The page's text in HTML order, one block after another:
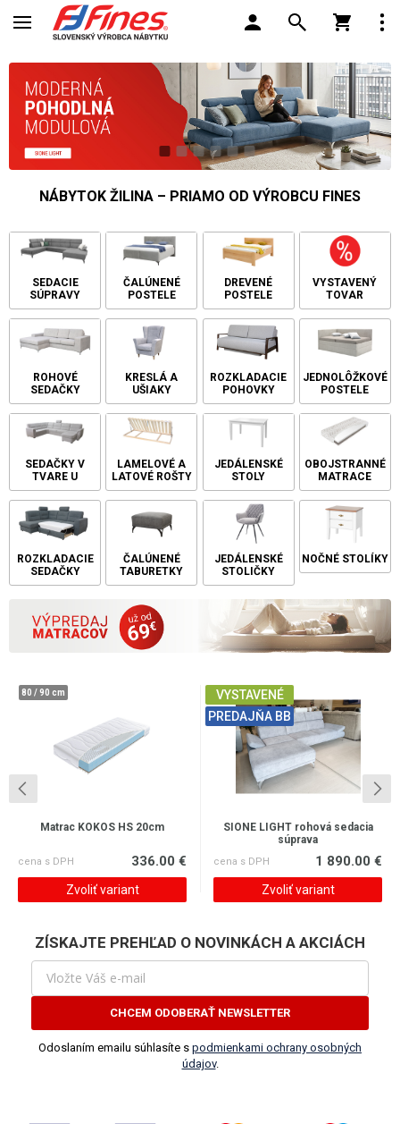
NÁBYTOK ŽILINA – PRIAMO OD VÝROBCU FINES
SEDACIE
SÚPRAVY
ČALÚNENÉ
POSTELE
DREVENÉ
POSTELE
VYSTAVENÝ
TOVAR
ROHOVÉ
SEDAČKY
KRESLÁ A
UŠIAKY
ROZKLADACIE
POHOVKY
JEDNOLÔŽKOVÉ
POSTELE
SEDAČKY V
TVARE U
LAMELOVÉ A
LATOVÉ ROŠTY
JEDÁLENSKÉ
STOLY
OBOJSTRANNÉ
MATRACE
ROZKLADACIE
SEDAČKY
ČALÚNENÉ
TABURETKY
JEDÁLENSKÉ
STOLIČKY
NOČNÉ STOLÍKY
80 / 90 cm
Matrac KOKOS HS 20cm
cena s DPH 336.00 €
Zvoliť variant
VYSTAVENÉ
PREDAJŇA BB
SIONE LIGHT rohová sedacia
súprava
cena s DPH 1 890.00 €
Zvoliť variant
ZÍSKAJTE PREHĽAD O NOVINKÁCH A AKCIÁCH
CHCEM ODOBERAŤ NEWSLETTER
Odoslaním emailu súhlasíte s podmienkami ochrany osobných
údajov.